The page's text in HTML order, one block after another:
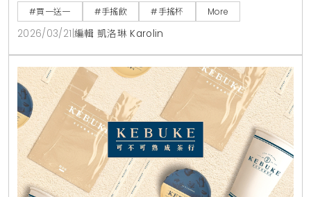
#買一送一 #手搖飲 #手搖杯 More
2026/03/21 編輯 凱洛琳 Karolin